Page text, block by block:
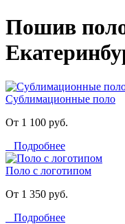
Пошив
Сублимационные поло
От 1 100 руб.
Подробнее
Поло с логотипом
От 1 350 руб.
Подробнее